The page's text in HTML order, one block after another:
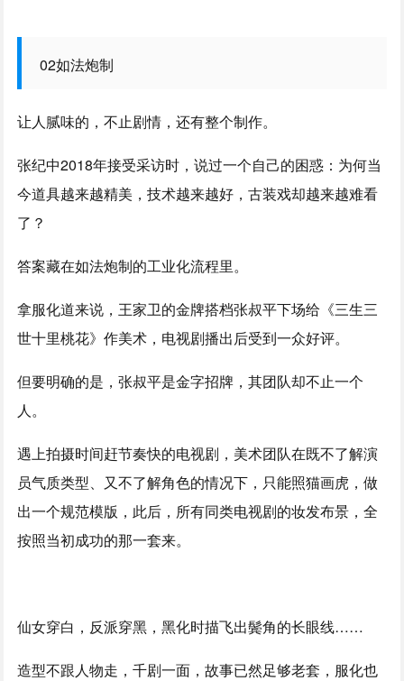
02如法炮制
让人腻味的，不止剧情，还有整个制作。
张纪中2018年接受采访时，说过一个自己的困惑：为何当
今道具越来越精美，技术越来越好，古装戏却越来越难看
了？
答案藏在如法炮制的工业化流程里。
拿服化道来说，王家卫的金牌搭档张叔平下场给《三生三
世十里桃花》作美术，电视剧播出后受到一众好评。
但要明确的是，张叔平是金字招牌，其团队却不止一个
人。
遇上拍摄时间赶节奏快的电视剧，美术团队在既不了解演
员气质类型、又不了解角色的情况下，只能照猫画虎，做
出一个规范模版，此后，所有同类电视剧的妆发布景，全
按照当初成功的那一套来。
仙女穿白，反派穿黑，黑化时描飞出鬓角的长眼线……
造型不跟人物走，千剧一面，故事已然足够老套，服化也